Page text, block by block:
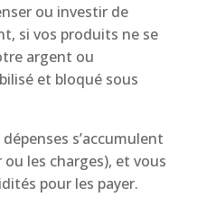
ou investir de
si vos produits ne se
argent ou
et bloqué sous
s’accumulent
les charges), et vous
pour les payer.